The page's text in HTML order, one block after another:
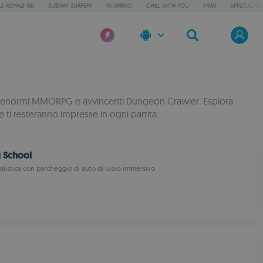
ROYALE GD SUBWAY SURFERS IN ARRIVO CHILL WITH YOU KWAI
MMORPG e avvincenti Dungeon Crawler. Esplora
ti resteranno impresse in ogni partita.
School
con parcheggio di auto di lusso immersivo